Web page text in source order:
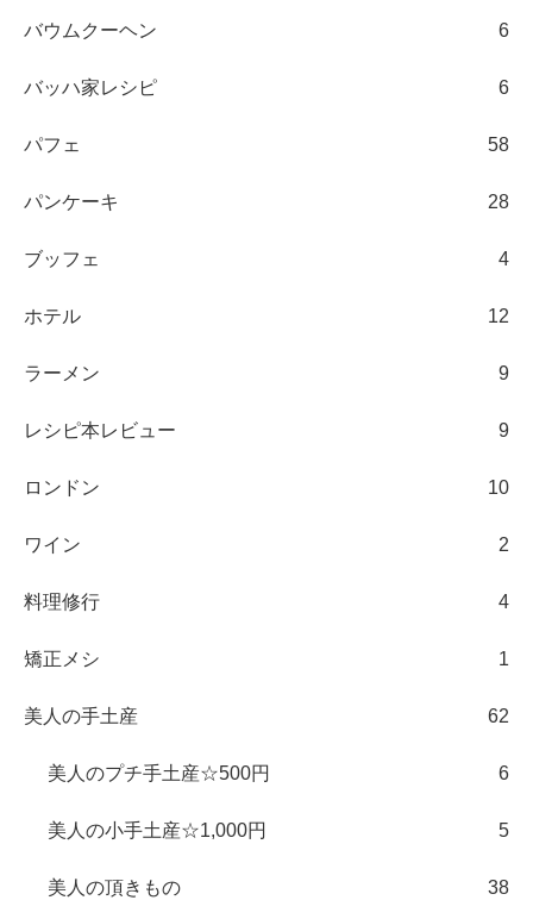
バウムクーヘン 6
バッハ家レシピ 6
パフェ 58
パンケーキ 28
ブッフェ 4
ホテル 12
ラーメン 9
レシピ本レビュー 9
ロンドン 10
ワイン 2
料理修行 4
矯正メシ 1
美人の手土産 62
美人のプチ手土産☆500円 6
美人の小手土産☆1,000円 5
美人の頂きもの 38